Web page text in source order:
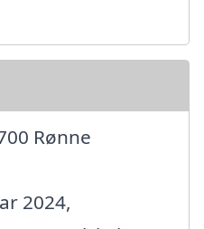
Rønne
2024,